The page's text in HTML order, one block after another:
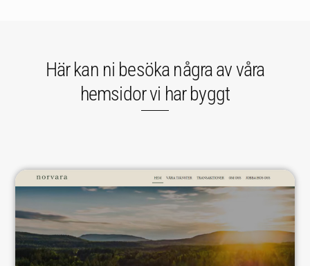
Här kan ni besöka några av våra
hemsidor vi har byggt